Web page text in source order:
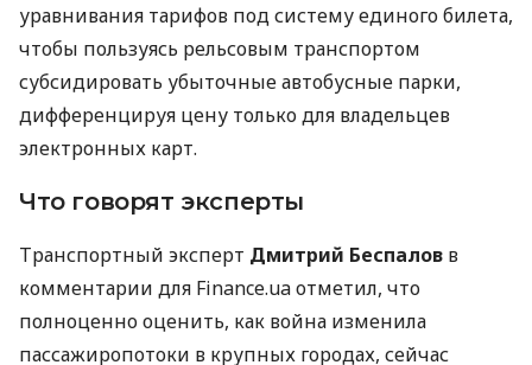
уравнивания тарифов под систему единого билета,
чтобы пользуясь рельсовым транспортом
субсидировать убыточные автобусные парки,
дифференцируя цену только для владельцев
электронных карт.
Что говорят эксперты
Транспортный эксперт Дмитрий Беспалов в
комментарии для Finance.ua отметил, что
полноценно оценить, как война изменила
пассажиропотоки в крупных городах, сейчас